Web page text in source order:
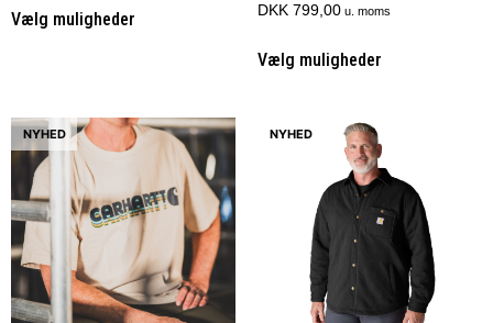
Vælg muligheder DKK 799,00 u. moms
Vælg muligheder
NYHED NYHED